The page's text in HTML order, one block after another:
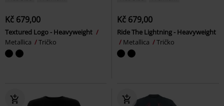
Kč 679,00
Textured Logo - Heavyweight
Metallica
Tričko
Kč 679,00
Ride The Lightning - Heavyweight
Metallica
Tričko